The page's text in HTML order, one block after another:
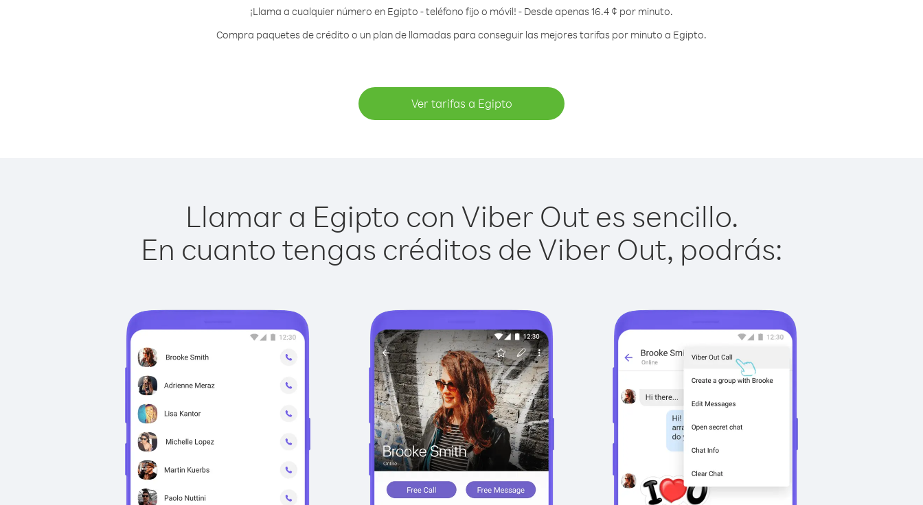
¡Llama a cualquier número en Egipto - teléfono fijo o móvil! - Desde apenas 16.4 ¢ por minuto.
Compra paquetes de crédito o un plan de llamadas para conseguir las mejores tarifas por minuto a Egipto.
Ver tarifas a Egipto
Llamar a Egipto con Viber Out es sencillo.
En cuanto tengas créditos de Viber Out, podrás: